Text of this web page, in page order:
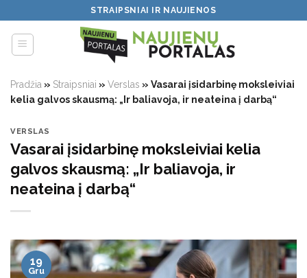
to
content
STRAIPSNIAI IR NAUJIENOS
Pradžia » Straipsniai » Verslas » Vasarai įsidarbinę moksleiviai
kelia galvos skausmą: „Ir baliavoja, ir neateina į darbą“
VERSLAS
Vasarai įsidarbinę moksleiviai kelia
galvos skausmą: „Ir baliavoja, ir
neateina į darbą“
19
Gru